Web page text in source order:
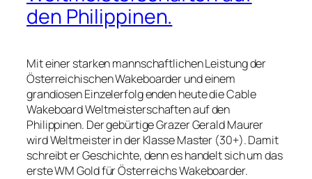
den Philippinen.
Mit einer starken mannschaftlichen Leistung der
Österreichischen Wakeboarder und einem
grandiosen Einzelerfolg enden heute die Cable
Wakeboard Weltmeisterschaften auf den
Philippinen. Der gebürtige Grazer Gerald Maurer
wird Weltmeister in der Klasse Master (30+). Damit
schreibt er Geschichte, denn es handelt sich um das
erste WM Gold für Österreichs Wakeboarder.